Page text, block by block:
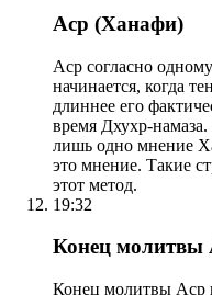
Аср (Ханафи)
Аср согласно
начинается, когда
длиннее его
время Дхухр-намаза.
лишь одно мнение
это мнение. Такие
этот метод.
19:32
Конец молитвы
Конец молитвы Аср